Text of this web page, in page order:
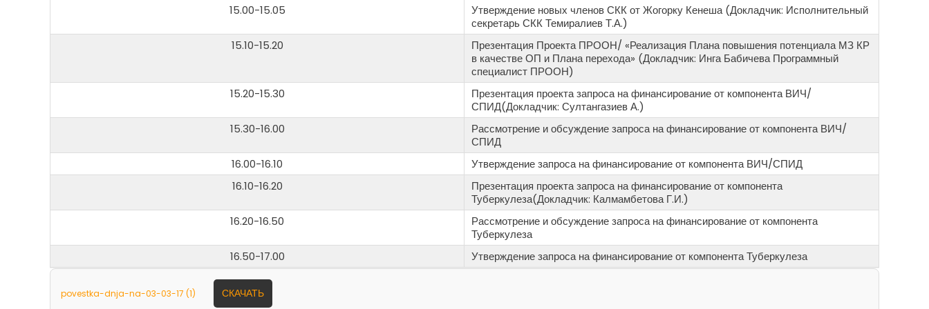
15.00-15.05
Утверждение новых членов СКК от Жогорку Кенеша (Докладчик: Исполнительный
секретарь СКК Темиралиев Т.А.)
15.10-15.20
Презентация Проекта ПРООН/ «Реализация Плана повышения потенциала МЗ КР
в качестве ОП и Плана перехода» (Докладчик: Инга Бабичева Программный
специалист ПРООН)
15.20-15.30
Презентация проекта запроса на финансирование от компонента ВИЧ/
СПИД(Докладчик: Султангазиев А.)
15.30-16.00
Рассмотрение и обсуждение запроса на финансирование от компонента ВИЧ/
СПИД
16.00-16.10
Утверждение запроса на финансирование от компонента ВИЧ/СПИД
16.10-16.20
Презентация проекта запроса на финансирование от компонента
Туберкулеза(Докладчик: Калмамбетова Г.И.)
16.20-16.50
Рассмотрение и обсуждение запроса на финансирование от компонента
Туберкулеза
16.50-17.00
Утверждение запроса на финансирование от компонента Туберкулеза
povestka-dnja-na-03-03-17 (1) СКАЧАТЬ